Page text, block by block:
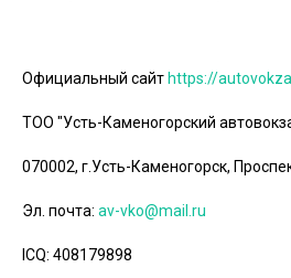
Официальный сайтhttps://
ТОО "Усть-Каменогорский
070002, г.Усть-Каменогорск,
Эл. почта: av-vko@mail.ru
ICQ: 408179898